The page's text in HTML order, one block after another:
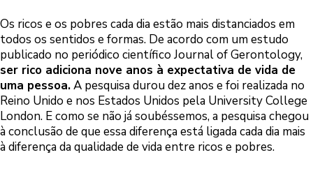
Os ricos e os pobres cada dia estão mais distanciados em
todos os sentidos e formas. De acordo com um estudo
publicado no periódico científico Journal of Gerontology,
ser rico adiciona nove anos à expectativa de vida de
uma pessoa.A pesquisa durou dez anos e foi realizada no
Reino Unido e nos Estados Unidos pela University College
London. E como se não já soubéssemos, a pesquisa chegou
à conclusão de que essa diferença está ligada cada dia mais
à diferença da qualidade de vida entre ricos e pobres.